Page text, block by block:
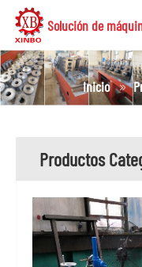
Solución de
Inicio
Productos